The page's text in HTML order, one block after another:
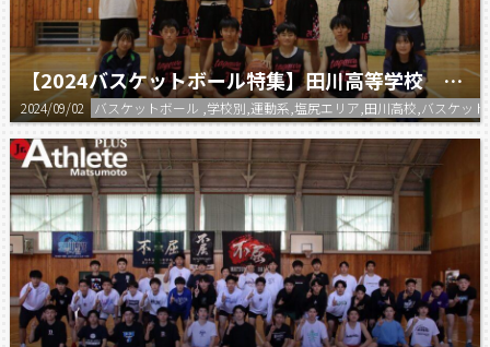
【2024バスケットボール特集】田川高等学校 男子バスケットボール部
2024/09/02 バスケットボール ,学校別,運動系,塩尻エリア,田川高校,バスケッ